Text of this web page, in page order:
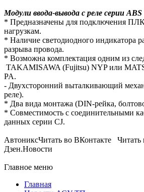
Модули ввода-вывода с реле серии
* Предназначены для подключения
нагрузкам.
* Наличие светодиодного индикатора
разрыва провода.
* Возможна комплектация одним из
TAKAMISAWA (Fujitsu) NYP или
PA.
- Двухсторонний выталкивающий
реле).
* Два вида монтажа (DIN-рейка,
* Совместимость с соединительными
данных серии CJ.
АвтониксЧитать во ВКонтакте Читать
Дзен.Новости
Главное меню
Главная